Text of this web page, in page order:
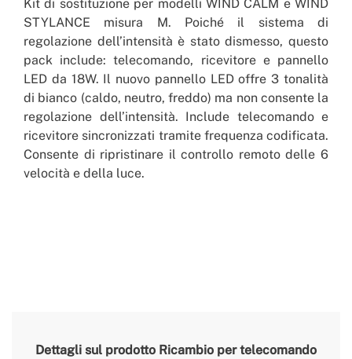
Kit di sostituzione per modelli WIND CALM e WIND
STYLANCE misura M. Poiché il sistema di
regolazione dell’intensità è stato dismesso, questo
pack include: telecomando, ricevitore e pannello
LED da 18W. Il nuovo pannello LED offre 3 tonalità
di bianco (caldo, neutro, freddo) ma non consente la
regolazione dell’intensità. Include telecomando e
ricevitore sincronizzati tramite frequenza codificata.
Consente di ripristinare il controllo remoto delle 6
velocità e della luce.
Dettagli sul prodotto Ricambio per telecomando